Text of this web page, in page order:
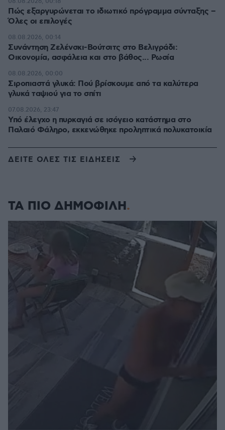
Πώς εξαργυρώνεται το ιδιωτικό πρόγραμμα σύνταξης –
Όλες οι επιλογές
Συνάντηση Ζελένσκι-Βούτσιτς στο Βελιγράδι:
Οικονομία, ασφάλεια και στο βάθος... Ρωσία
08.08.2026, 00:14
Σιροπιαστά γλυκά: Πού βρίσκουμε από τα καλύτερα
γλυκά ταψιού για το σπίτι
08.08.2026, 00:00
Υπό έλεγχο η πυρκαγιά σε ισόγειο κατάστημα στο
Παλαιό Φάληρο, εκκενώθηκε προληπτικά πολυκατοικία
07.08.2026, 23:47
ΔΕΙΤΕ ΟΛΕΣ ΤΙΣ ΕΙΔΗΣΕΙΣ
ΤΑ ΠΙΟ ΔΗΜΟΦΙΛΗ